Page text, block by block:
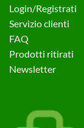
Login/Registrati
Servizio clienti
FAQ
Prodotti ritirati
Newsletter